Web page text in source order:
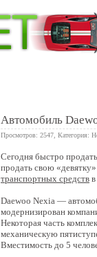
Автомобиль
Просмотров: 2547, Категория:
Сегодня быстро
продать свою
транспортных средств
Daewoo Nexia —
модернизирован
Некоторая часть
механическую
Вместимость до 5